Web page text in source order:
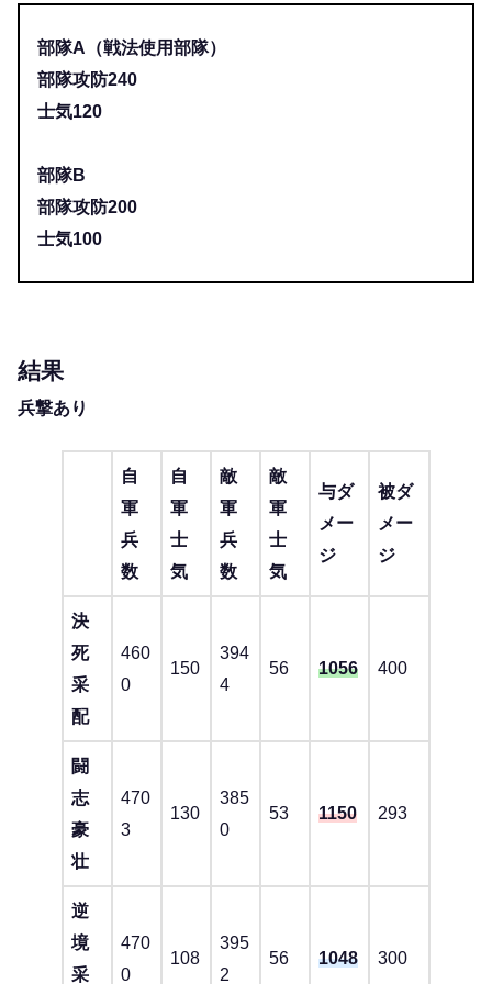
部隊A（戦法使用部隊）
部隊攻防240
士気120
部隊B
部隊攻防200
士気100
結果
兵撃あり
自
軍
兵
数
自
軍
士
気
敵
軍
兵
数
敵
軍
士
気
与ダ
メー
ジ
被ダ
メー
ジ
決
死
采
配
460
0
150
394
4
56 1056 400
闘
志
豪
壮
470
3
130
385
0
53 1150 293
逆
境
采
470
0
108
395
2
56 1048 300